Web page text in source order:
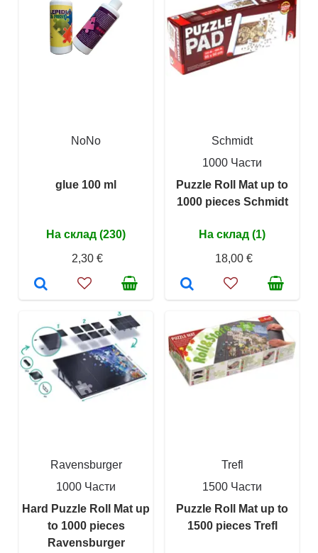
NoNo
glue 100 ml
На склад (230)
2,30 €
Schmidt
1000 Части
Puzzle Roll Mat up to
1000 pieces Schmidt
На склад (1)
18,00 €
Ravensburger
1000 Части
Hard Puzzle Roll Mat up
to 1000 pieces
Ravensburger
Trefl
1500 Части
Puzzle Roll Mat up to
1500 pieces Trefl